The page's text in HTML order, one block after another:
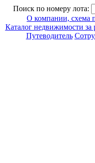
Поиск по номеру лота:
О компании, схема
Каталог недвижимости за
Путеводитель